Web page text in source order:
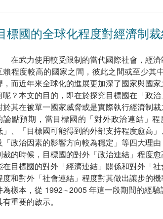
標國的全球化程度對經濟制
在武力使用較受限制的當代國際社會，經
賴程度較高的國家之間，彼此之間或至少其
，而近年來全球化的進展更加深了國家與國
呢？本文的目的，即在於探究目標國在「政
於其在被單一國家威脅或是實際執行經濟制
論點預期，當目標國的「對外政治連結」
」、「目標國可能得到的外部支持程度愈高
「政治因素的影響方向較為穩定」等四大理
裁的時候，目標國的對外「政治連結」程度
在目標國的對外「經濟連結」關係和對外「
度和對外「社會連結」程度對其做出讓步的
為樣本，從 1992∼2005 年這一段期間的經
有重要的啟示。